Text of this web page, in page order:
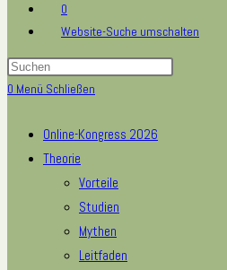
0
Website-Suche umschalten
0 Menü Schließen
Online-Kongress 2026
Theorie
Vorteile
Studien
Mythen
Leitfaden